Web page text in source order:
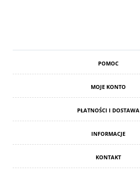
POMOC
MOJE KONTO
PŁATNOŚCI I DOSTAWA
INFORMACJE
KONTAKT